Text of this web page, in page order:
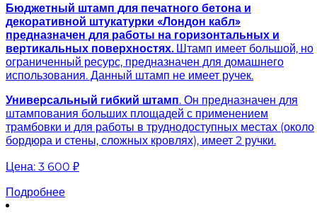
Бюджетный штамп для печатного бетона и
декоративной штукатурки «Лондон кабл»
предназначен для работы на горизонтальных и
вертикальных поверхностях. Штамп имеет большой, но
ограниченный ресурс, предназначен для домашнего
использования. Данный штамп не имеет ручек.
Универсальный гибкий штамп. Он предназначен для
штампования больших площадей с применением
трамбовки и для работы в труднодоступных местах (около
бордюра и стены, сложных кровлях), имеет 2 ручки.
Цена: 3 600 ₽
Подробнее